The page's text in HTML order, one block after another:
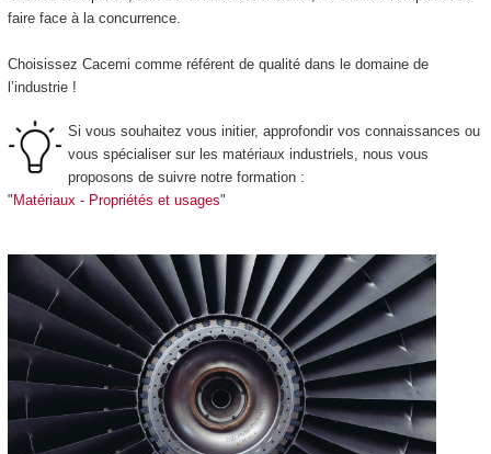
faire face à la concurrence.
Choisissez Cacemi comme référent de qualité dans le domaine de
l’industrie !
Si vous souhaitez vous initier, approfondir vos connaissances ou
vous spécialiser sur les matériaux industriels, nous vous
proposons de suivre notre formation :
" Matériaux - Propriétés et usages"